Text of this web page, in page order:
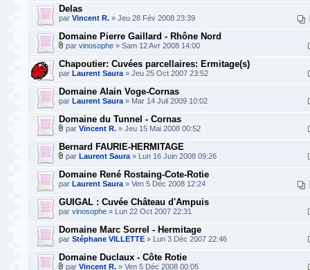
Delas
par Vincent R. » Jeu 28 Fév 2008 23:39
Domaine Pierre Gaillard - Rhône Nord
par vinosophe » Sam 12 Avr 2008 14:00
Chapoutier: Cuvées parcellaires: Ermitage(s)
par Laurent Saura » Jeu 25 Oct 2007 23:52
Domaine Alain Voge-Cornas
par Laurent Saura » Mar 14 Juil 2009 10:02
Domaine du Tunnel - Cornas
par Vincent R. » Jeu 15 Mai 2008 00:52
Bernard FAURIE-HERMITAGE
par Laurent Saura » Lun 16 Juin 2008 09:26
Domaine René Rostaing-Cote-Rotie
par Laurent Saura » Ven 5 Déc 2008 12:24
GUIGAL : Cuvée Château d'Ampuis
par vinosophe » Lun 22 Oct 2007 22:31
Domaine Marc Sorrel - Hermitage
par Stéphane VILLETTE » Lun 3 Déc 2007 22:46
Domaine Duclaux - Côte Rotie
par Vincent R. » Ven 5 Déc 2008 00:05